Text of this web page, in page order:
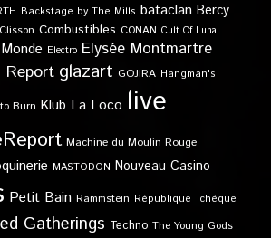
Backstage by The Mills bataclan Bercy
Clisson Combustibles CONAN Cult Of Luna
Electro Elysée Montmartre
Report glazart GOJIRA Hangman's
Burn Klub La Loco live
Machine du Moulin Rouge
MASTODON Nouveau Casino
Petit Bain Rammstein République Tchèque
Gatherings Techno The Young Gods